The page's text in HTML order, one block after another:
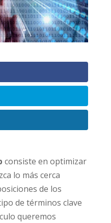
consiste en optimizar
lo más cerca
de los
de términos clave
queremos